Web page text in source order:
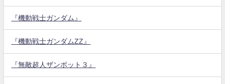
『機動戦士ガンダム』
『機動戦士ガンダムZZ』
『無敵超人ザンボット３』